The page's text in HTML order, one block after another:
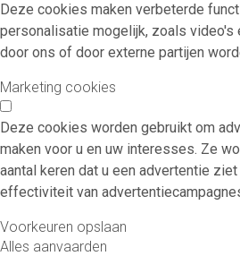
Deze cookies maken verbeterde
personalisatie mogelijk, zoals video's
door ons of door externe partijen
Marketing cookies
Deze cookies worden gebruikt om
maken voor u en uw interesses. Ze
aantal keren dat u een advertentie
effectiviteit van
Voorkeuren opslaan
Alles aanvaarden